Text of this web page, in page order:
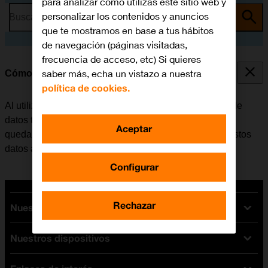
Busca por problema o tema
Cómo borrar datos temporales
Al utilizar apps en el móvil, se guardan distintos tipos de
datos temporalmente en su memoria. Si el móvil se va
quedando sin memoria disponible, la eliminación de estos
datos ayuda a liberar espacio.
Nuestras tarifas
Tarifas Orange
Tarifas fibra y móvil
Nuestros dispositivos
personalizar los contenidos y anuncios
que te mostramos en base a tus hábitos
de navegación (páginas visitadas,
frecuencia de acceso, etc) Si quieres
saber más, echa un vistazo a nuestra
política de cookies.
Configurar
Rechazar
Aceptar